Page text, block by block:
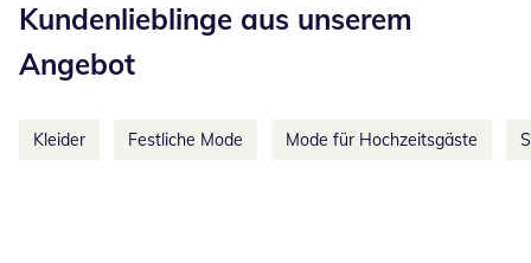
Kundenlieblinge aus unserem
Angebot
Kleider Festliche Mode Mode für Hochzeitsgäste